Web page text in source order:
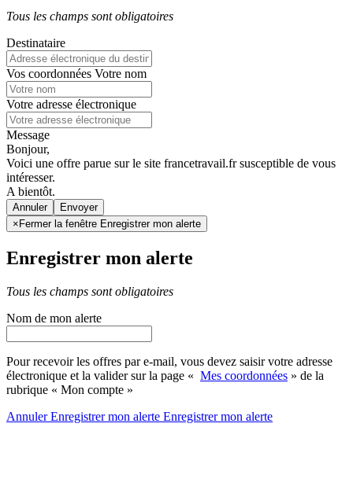
Tous les champs sont obligatoires
Destinataire
Vos coordonnées Votre nom
Votre adresse électronique
Message
Bonjour,
Voici une offre parue sur le site francetravail.fr susceptible de vous
intéresser.
A bientôt.
Annuler
× Fermer la fenêtre Enregistrer mon alerte
Enregistrer mon alerte
Tous les champs sont obligatoires
Nom de mon alerte
Pour recevoir les offres par e-mail, vous devez saisir votre adresse
électronique et la valider sur la page « Mes coordonnées » de la
rubrique « Mon compte »
AnnulerEnregistrer mon alerte Enregistrermon alerte